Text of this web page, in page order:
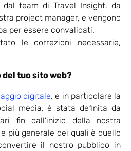
team di Travel Insight, da
project manager, e vengono
per essere convalidati.
le correzioni necessarie,
del tuo sito web?
digitale, e in particolare la
media, è stata definita da
fin dall’inizio della nostra
più generale dei quali è quello
il nostro pubblico in